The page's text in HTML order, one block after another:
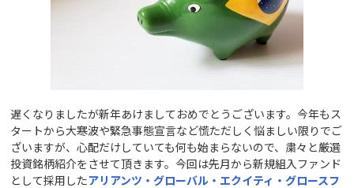
遅くなりましたが新年あけましておめでとうございます。今年もス
タートから大寒波や緊急事態宣言など慌ただしく悩ましい限りでご
ざいますが、心配だけしていても何も始まらないので、粛々と厳選
投資銘柄紹介をさせて頂きます。今回は先月から新規組入ファンド
として採用したアリアンツ・グローバル・エクイティ・グロースフ